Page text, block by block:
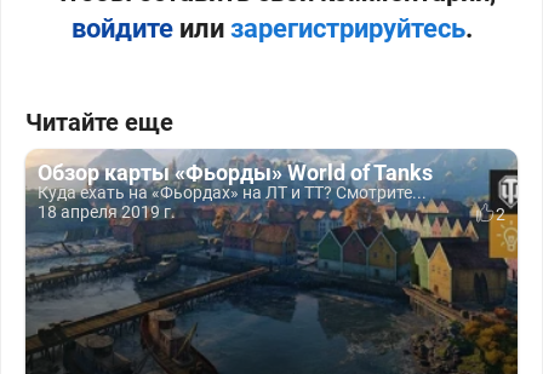
войдитеили зарегистрируйтесь.
Читайте еще
Обзор карты «Фьорды» World of Tanks
Куда ехать на «Фьордах» на ЛТ и ТТ? Смотрите...
18 апреля 2019 г.
2